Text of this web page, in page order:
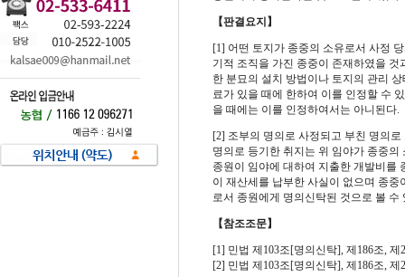
【판결요지】
[1] 어떤 토지가 종중의 소유로서 사정
기적 조직을 가진 종중이 존재하였을
한 분묘의 설치 방법이나 토지의 관리
료가 있을 때에 한하여 이를 인정할 수
을 때에는 이를 인정하여서는 아니된다.
[2] 조부의 명의로 사정되고 부친 명의
명의로 등기한 취지는 위 임야가 종중
종원이 임야에 대하여 지출한 개발비를
이 재산세를 납부한 사실이 없으며 종
로서 종원에게 명의신탁된 것으로 볼 수
【참조조문】
[1] 민법 제103조[명의신탁], 제186조, 제
[2] 민법 제103조[명의신탁], 제186조, 제